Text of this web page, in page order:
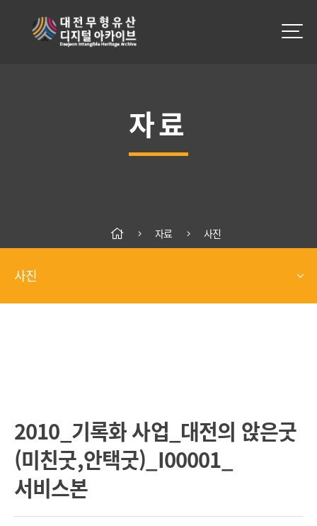
자료
사진
자료 사진
2010_기록화 사업_대전의 앉은굿
(미친굿,안택굿)_I00001_
서비스본